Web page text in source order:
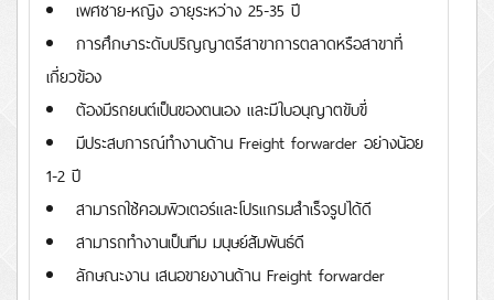
เพศชาย-หญิง อายุระหว่าง 25-35 ปี
การศึกษาระดับปริญญาตรีสาขาการตลาดหรือสาขาที่
เกี่ยวข้อง
ต้องมีรถยนต์เป็นของตนเอง และมีใบอนุญาตขับขี่
มีประสบการณ์ทำงานด้าน Freight forwarder อย่างน้อย
1-2 ปี
สามารถใช้คอมพิวเตอร์และโปรแกรมสำเร็จรูปได้ดี
สามารถทำงานเป็นทีม มนุษย์สัมพันธ์ดี
ลักษณะงาน เสนอขายงานด้าน Freight forwarder